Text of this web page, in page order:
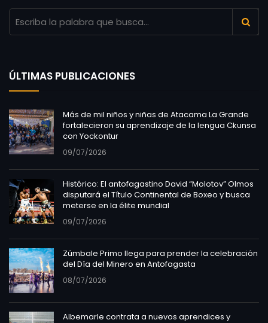
ÚLTIMAS PUBLICACIONES
Más de mil niños y niñas de Atacama La Grande
fortalecieron su aprendizaje de la lengua Ckunsa
con Yockontur
09/07/2026
Histórico: El antofagastino David “Molotov” Olmos
disputará el Título Continental de Boxeo y busca
meterse en la élite mundial
09/07/2026
Zúmbale Primo llega para prender la celebración
del Día del Minero en Antofagasta
08/07/2026
Albemarle contrata a nuevos aprendices y